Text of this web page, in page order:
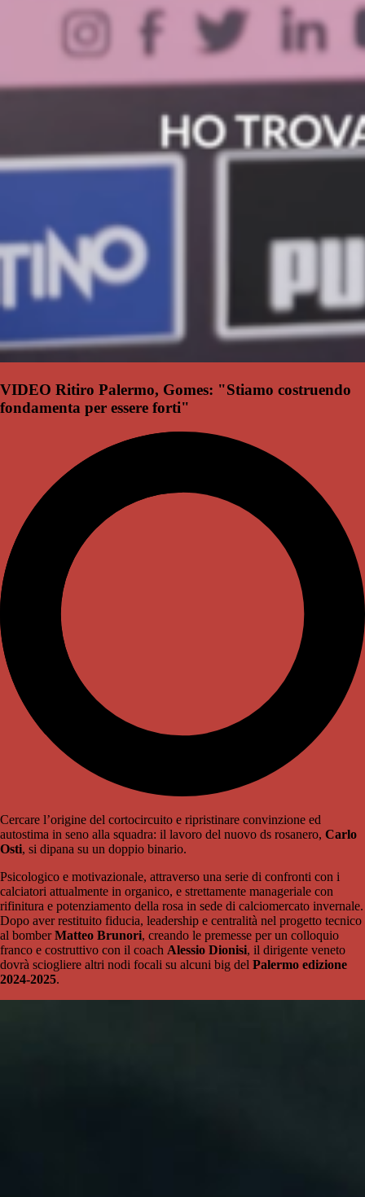
VIDEO Ritiro Palermo, Gomes: "Stiamo costruendo
fondamenta per essere forti"
Cercare l’origine del cortocircuito e ripristinare convinzione ed
autostima in seno alla squadra: il lavoro del nuovo ds rosanero, Carlo
Osti, si dipana su un doppio binario.
Psicologico e motivazionale, attraverso una serie di confronti con i
calciatori attualmente in organico, e strettamente manageriale con
rifinitura e potenziamento della rosa in sede di calciomercato invernale.
Dopo aver restituito fiducia, leadership e centralità nel progetto tecnico
al bomberMatteo Brunori, creando le premesse per un colloquio
franco e costruttivo con il coach Alessio Dionisi, il dirigente veneto
dovrà sciogliere altri nodi focali su alcuni big del Palermo edizione
2024-2025.